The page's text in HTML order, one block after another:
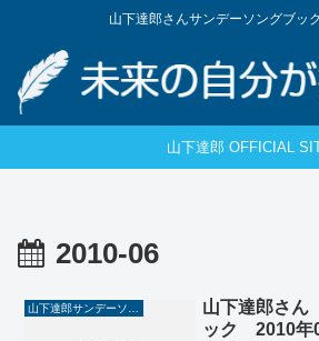
山下達郎さんサンデーソングブッ
山下達郎 OFFICIAL
2010-06
山下達郎さ
ック 2010年